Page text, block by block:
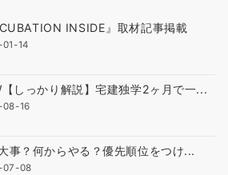
INSIDE』取材記事掲載
14
しっかり解説】宅建独学2ヶ月で一...
08-16
事？何からやる？優先順位をつけ...
07-08